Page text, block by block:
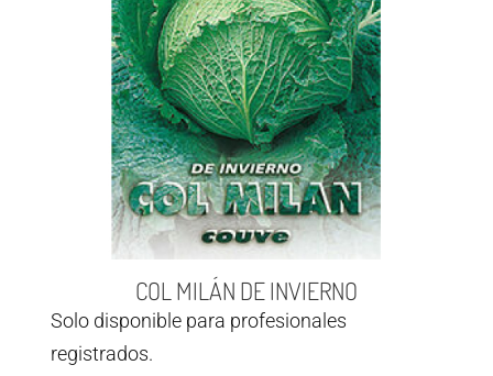
COL MILÁN DE INVIERNO
Solo disponible para profesionales
registrados.